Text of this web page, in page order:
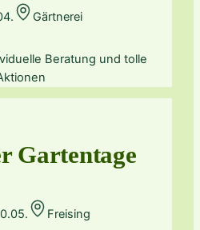
Gärtnerei
Beratung und tolle
Gartentage
Freising